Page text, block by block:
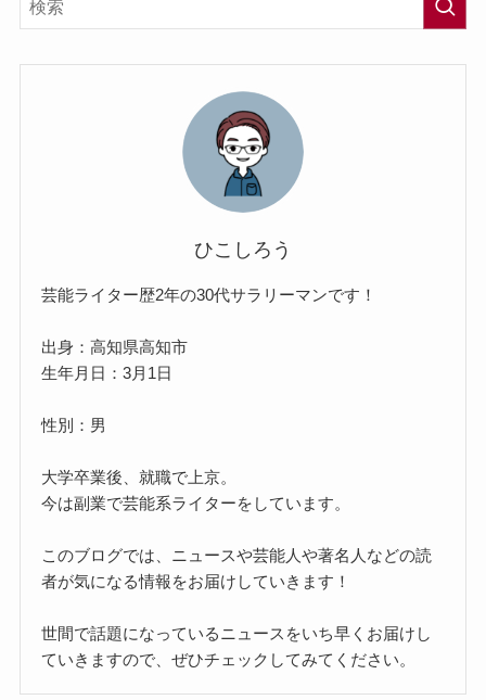
ひこしろう
芸能ライター歴2年の30代サラリーマンです！
出身：高知県高知市
生年月日：3月1日
性別：男
大学卒業後、就職で上京。
今は副業で芸能系ライターをしています。
このブログでは、ニュースや芸能人や著名人などの読
者が気になる情報をお届けしていきます！
世間で話題になっているニュースをいち早くお届けし
ていきますので、ぜひチェックしてみてください。